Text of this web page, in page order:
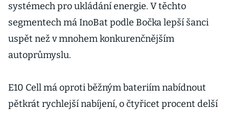
systémech pro ukládání energie. V těchto
segmentech má InoBat podle Bočka lepší šanci
uspět než v mnohem konkurenčnějším
autoprůmyslu.
E10 Cell má oproti běžným bateriím nabídnout
pětkrát rychlejší nabíjení, o čtyřicet procent delší